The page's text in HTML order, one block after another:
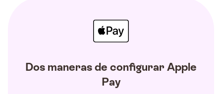
Dos maneras de configurar Apple
Pay